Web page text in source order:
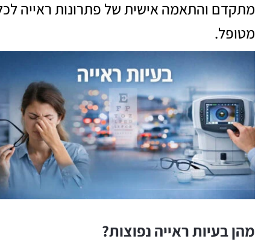
מתקדם והתאמה אישית של פתרונות ראייה
מטופל.
מהן בעיות ראייה נפוצות?